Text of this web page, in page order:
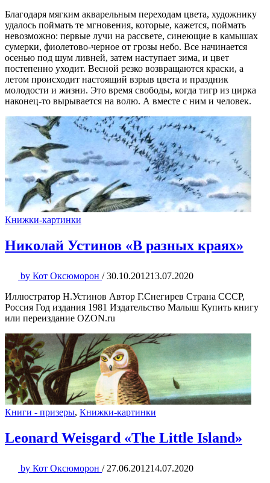
Благодаря мягким акварельным переходам цвета, художнику
удалось поймать те мгновения, которые, кажется, поймать
невозможно: первые лучи на рассвете, синеющие в камышах
сумерки, фиолетово-черное от грозы небо. Все начинается
осенью под шум ливней, затем наступает зима, и цвет
постепенно уходит. Весной резко возвращаются краски, а
летом происходит настоящий взрыв цвета и праздник
молодости и жизни. Это время свободы, когда тигр из цирка
наконец-то вырывается на волю. А вместе с ним и человек.
Книжки-картинки
Николай Устинов «В разных краях»
by Кот Оксюморон / 30.10.201213.07.2020
Иллюстратор Н.Устинов Автор Г.Снегирев Страна СССР,
Россия Год издания 1981 Издательство Малыш Купить книгу
или переиздание OZON.ru
Книги - призеры, Книжки-картинки
Leonard Weisgard «The Little Island»
by Кот Оксюморон / 27.06.201214.07.2020